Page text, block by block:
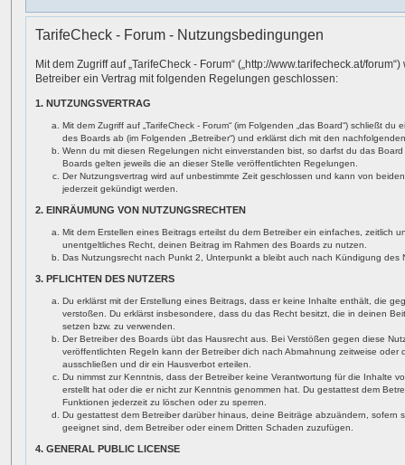
TarifeCheck - Forum - Nutzungsbedingungen
Mit dem Zugriff auf „TarifeCheck - Forum“ („http://www.tarifecheck.at/
Betreiber ein Vertrag mit folgenden Regelungen geschlossen:
1. NUTZUNGSVERTRAG
Mit dem Zugriff auf „TarifeCheck - Forum“ (im Folgenden „das Board“) schließt
des Boards ab (im Folgenden „Betreiber“) und erklärst dich mit den
Wenn du mit diesen Regelungen nicht einverstanden bist, so darfst du das
Boards gelten jeweils die an dieser Stelle veröffentlichten Regelungen.
Der Nutzungsvertrag wird auf unbestimmte Zeit geschlossen und kann von
jederzeit gekündigt werden.
2. EINRÄUMUNG VON NUTZUNGSRECHTEN
Mit dem Erstellen eines Beitrags erteilst du dem Betreiber ein einfaches, zeitlich
unentgeltliches Recht, deinen Beitrag im Rahmen des Boards zu nutzen.
Das Nutzungsrecht nach Punkt 2, Unterpunkt a bleibt auch nach Kündigung des
3. PFLICHTEN DES NUTZERS
Du erklärst mit der Erstellung eines Beitrags, dass er keine Inhalte enthält, die
verstoßen. Du erklärst insbesondere, dass du das Recht besitzt, die in deinen
setzen bzw. zu verwenden.
Der Betreiber des Boards übt das Hausrecht aus. Bei Verstößen gegen diese
veröffentlichten Regeln kann der Betreiber dich nach Abmahnung zeitweise
ausschließen und dir ein Hausverbot erteilen.
Du nimmst zur Kenntnis, dass der Betreiber keine Verantwortung für die Inhalte
erstellt hat oder die er nicht zur Kenntnis genommen hat. Du gestattest dem
Funktionen jederzeit zu löschen oder zu sperren.
Du gestattest dem Betreiber darüber hinaus, deine Beiträge abzuändern, sofern
geeignet sind, dem Betreiber oder einem Dritten Schaden zuzufügen.
4. GENERAL PUBLIC LICENSE